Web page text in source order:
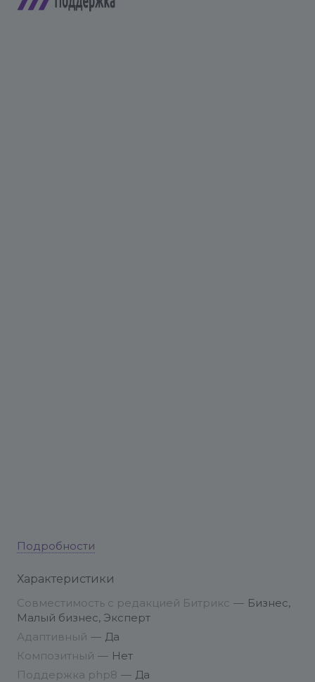
Подробности
Характеристики
Совместимость с редакцией Битрикс — Бизнес,
Малый бизнес, Эксперт
Адаптивный — Да
Композитный — Нет
Поддержка php8 — Да